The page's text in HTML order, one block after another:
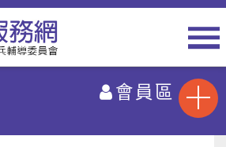
會員區